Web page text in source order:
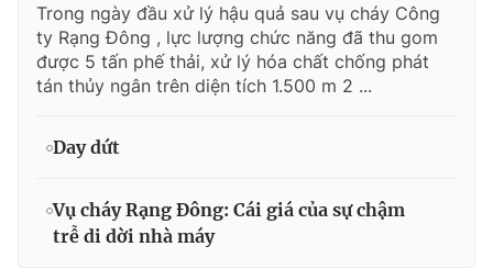
Trong ngày đầu xử lý hậu quả sau vụ cháy Công
ty Rạng Đông , lực lượng chức năng đã thu gom
được 5 tấn phế thải, xử lý hóa chất chống phát
tán thủy ngân trên diện tích 1.500 m 2 ...
Day dứt
Vụ cháy Rạng Đông: Cái giá của sự chậm
trễ di dời nhà máy